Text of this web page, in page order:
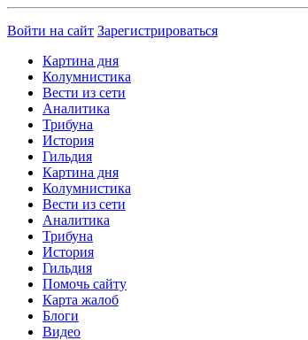
Войти на сайт Зарегистрироваться
Картина дня
Колумнистика
Вести из сети
Аналитика
Трибуна
История
Гильдия
Картина дня
Колумнистика
Вести из сети
Аналитика
Трибуна
История
Гильдия
Помочь сайту
Карта жалоб
Блоги
Видео